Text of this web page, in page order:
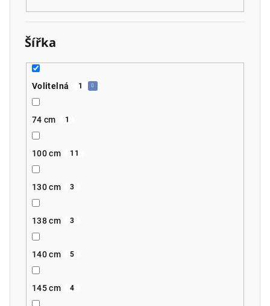
Šířka
Volitelná 1
74 cm 1
100 cm 11
130 cm 3
138 cm 3
140 cm 5
145 cm 4